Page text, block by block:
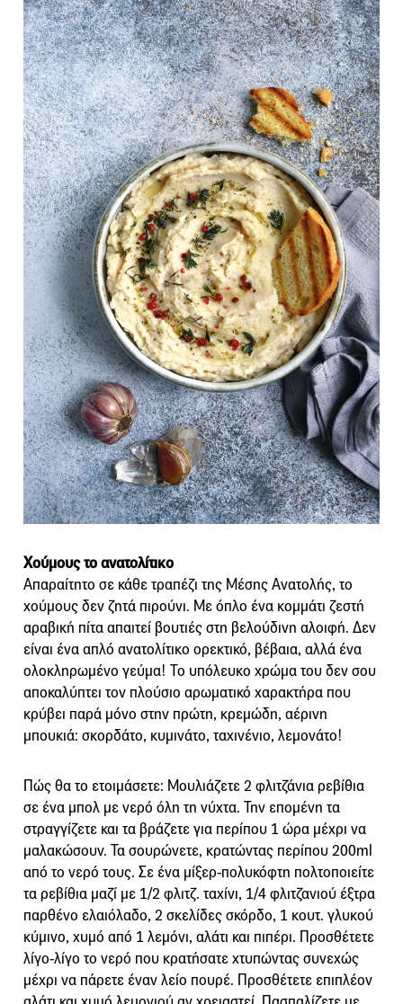
Χούμους το ανατολίτικο
Απαραίτητο σε κάθε τραπέζι της Μέσης Ανατολής, το
χούμους δεν ζητά πιρούνι. Με όπλο ένα κομμάτι ζεστή
αραβική πίτα απαιτεί βουτιές στη βελούδινη αλοιφή. Δεν
είναι ένα απλό ανατολίτικο ορεκτικό, βέβαια, αλλά ένα
ολοκληρωµένο γεύµα! Το υπόλευκο χρώµα του δεν σου
αποκαλύπτει τον πλούσιο αρωµατικό χαρακτήρα που
κρύβει παρά µόνο στην πρώτη, κρεµώδη, αέρινη
µπουκιά: σκορδάτο, κυµινάτο, ταχινένιο, λεµονάτο!
Πώς θα το ετοιμάσετε: Μουλιάζετε 2 φλιτζάνια ρεβίθια
σε ένα µπολ µε νερό όλη τη νύχτα. Την εποµένη τα
στραγγίζετε και τα βράζετε για περίπου 1 ώρα µέχρι να
µαλακώσουν. Τα σουρώνετε, κρατώντας περίπου 200ml
από το νερό τους. Σε ένα µίξερ-πολυκόφτη πολτοποιείτε
τα ρεβίθια µαζί µε 1/2 φλιτζ. ταχίνι, 1/4 φλιτζανιού έξτρα
παρθένο ελαιόλαδο, 2 σκελίδες σκόρδο, 1 κουτ. γλυκού
κύμινο, χυμό από 1 λεμόνι, αλάτι και πιπέρι. Προσθέτετε
λίγο-λίγο το νερό που κρατήσατε χτυπώντας συνεχώς
µέχρι να πάρετε έναν λείο πουρέ. Προσθέτετε επιπλέον